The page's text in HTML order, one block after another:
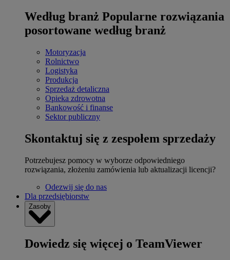
Według branż Popularne rozwiązania
posortowane według branż
Motoryzacja
Rolnictwo
Logistyka
Produkcja
Sprzedaż detaliczna
Opieka zdrowotna
Bankowość i finanse
Sektor publiczny
Skontaktuj się z zespołem sprzedaży
Potrzebujesz pomocy w wyborze odpowiedniego
rozwiązania, złożeniu zamówienia lub aktualizacji licencji?
Odezwij się do nas
Dla przedsiębiorstw
Zasoby
Dowiedz się więcej o TeamViewer